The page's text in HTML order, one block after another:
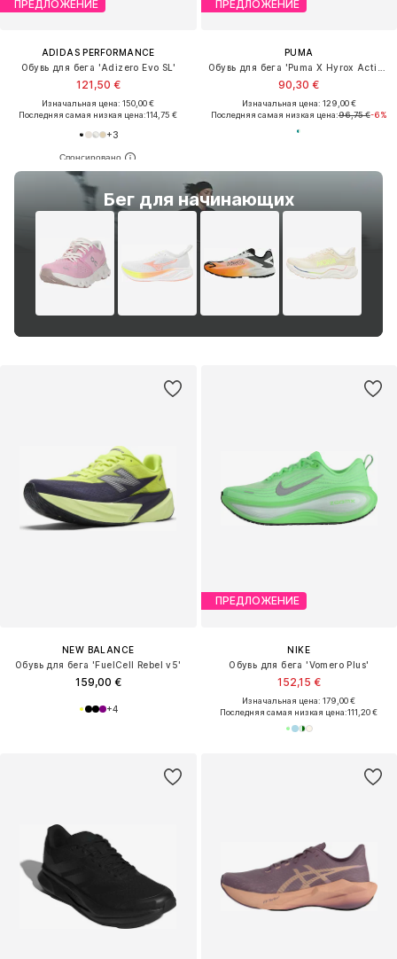
ПРЕДЛОЖЕНИЕ
ADIDAS PERFORMANCE
Обувь для бега 'Adizero Evo SL'
121,50 €
Изначальная цена: 150,00 €
Последняя самая низкая цена:114,75 €
+3
Бег для начинающих
ПРЕДЛОЖЕНИЕ
PUMA
90,30 €
Изначальная цена: 129,00 €
Последняя самая низкая цена:96,75 €-6%
NEW BALANCE
Обувь для бега 'FuelCell Rebel v5'
159,00 €
+4
ПРЕДЛОЖЕНИЕ
NIKE
Обувь для бега 'Vomero Plus'
152,15 €
Изначальная цена: 179,00 €
Последняя самая низкая цена:111,20 €